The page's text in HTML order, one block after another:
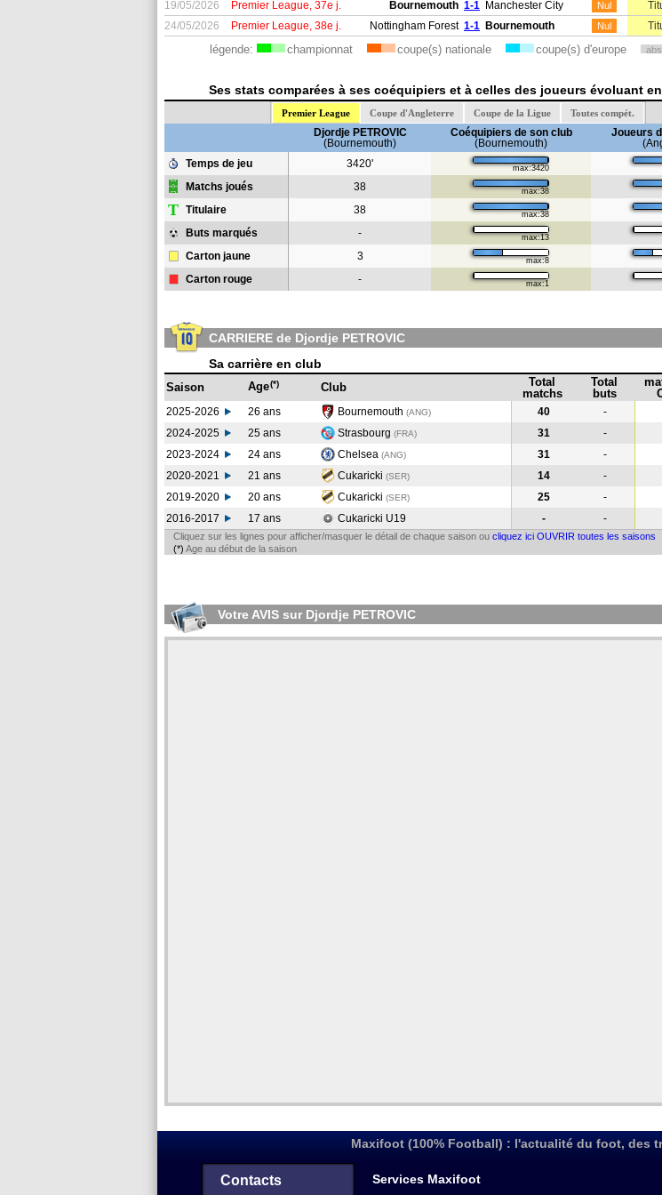
19/05/2026
Premier League, 37e j. Bournemouth 1-1 Manchester City Nul
24/05/2026
Premier League, 38e j. Nottingham Forest 1-1 Bournemouth Nul
légende: championnat coupe(s) nationale coupe(s) d'europe abs.
Ses stats comparées à ses coéquipiers et à celles des joueurs évoluant
Premier League Coupe d'Angleterre Coupe de la Ligue Toutes compét.
Djordje PETROVIC
(Bournemouth)
Coéquipiers de son club
(Bournemouth)
Joueurs
Temps de jeu
3420' max:3420
Matchs joués 38 max:38
T Titulaire 38 max:38
Buts marqués - max:13
Carton jaune 3 max:8
Carton rouge - max:1
CARRIERE de Djordje PETROVIC
Sa carrière en club
Saison Age(*) Club
Total
matchs
Total
buts
2025-2026 26 ans Bournemouth (ANG) 40 -
2024-2025
25 ans Strasbourg (FRA) 31 -
2023-2024
24 ans Chelsea (ANG) 31 -
2020-2021
21 ans Cukaricki (SER) 14 -
2019-2020
20 ans Cukaricki (SER) 25 -
2016-2017
17 ans Cukaricki U19 - -
Cliquez sur les lignes pour afficher/masquer le détail de chaque saison ou cliquez ici OUVRIR toutes les saisons
(*) Age au début de la saison
Votre AVIS sur Djordje PETROVIC
Maxifoot (100% Football) : l'actualité du foot, des
Contacts Services Maxifoot